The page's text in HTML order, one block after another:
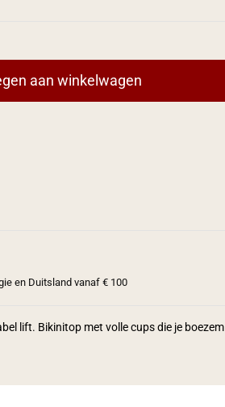
aan winkelwagen
en Duitsland vanaf € 100
lift. Bikinitop met volle cups die je boezem